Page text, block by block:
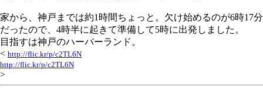
家から、神戸までは約1時間ちょっと。欠け始めるのが6時17分
だったので、4時半に起きて準備して5時に出発しました。
目指すは神戸のハーバーランド。
< http://flic.kr/p/c2TL6N
http://flic.kr/p/c2TL6N
>